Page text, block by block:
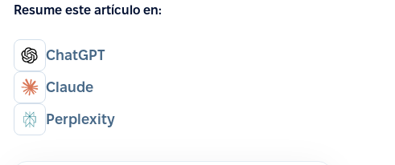
Resume este artículo en:
ChatGPT
Claude
Perplexity